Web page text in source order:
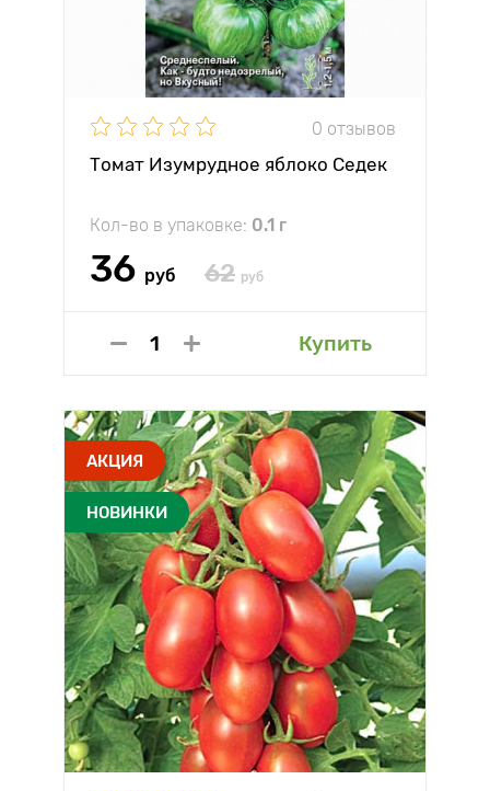
0 отзывов
Томат Изумрудное яблоко Седек
Кол-во в упаковке: 0.1 г
36 руб 62 руб
Купить
АКЦИЯ
НОВИНКИ